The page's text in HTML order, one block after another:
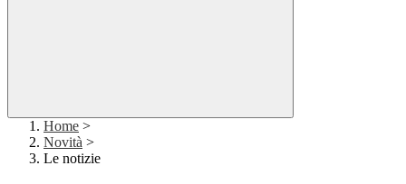
Home >
Novità >
Le notizie